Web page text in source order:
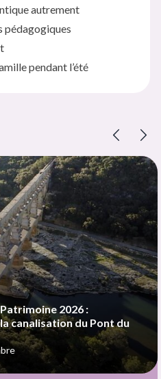
autrement
pédagogiques
pendant l’été